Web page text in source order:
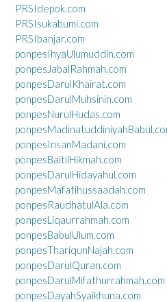
PRSIdepok.com
PRSIsukabumi.com
PRSIbanjar.com
ponpesIhyaUlumuddin.com
ponpesJabalRahmah.com
ponpesDarulKhairat.com
ponpesDarulMuhsinin.com
ponpesNurulHudas.com
ponpesInsanMadani.com
ponpesBaitilHikmah.com
ponpesDarulHidayahul.com
ponpesMafatihussaadah.com
ponpesRaudhatulAla.com
ponpesLiqaurrahmah.com
ponpesBabulUlum.com
ponpesThariqunNajah.com
ponpesDarulQuran.com
ponpesDarulMifathurrahmah.com
ponpesDayahSyaikhuna.com